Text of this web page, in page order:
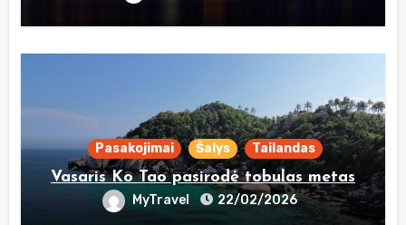
Pasakojimai Šalys Tailandas
Vasaris Ko Tao pasirodė tobulas metas
MyTravel 22/02/2026